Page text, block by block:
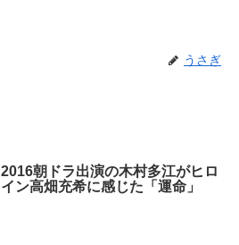
うさぎ
2016朝ドラ出演の木村多江がヒロ
イン高畑充希に感じた「運命」